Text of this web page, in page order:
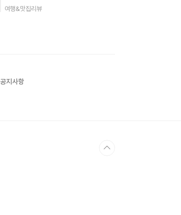
여행&맛집리뷰
공지사항